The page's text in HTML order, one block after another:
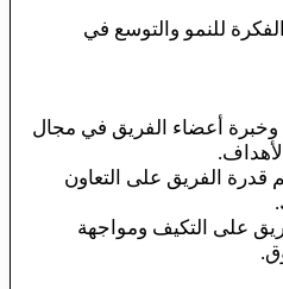
الفكرة للنمو والتوسع في
وخبرة أعضاء الفريق في مجال
قدرة الفريق على التعاون
على التكيف ومواجهة